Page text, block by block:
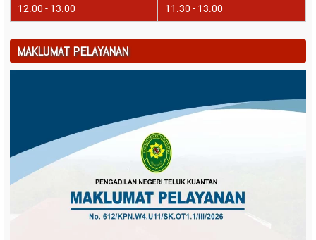
12.00 - 13.00 11.30 - 13.00
MAKLUMAT PELAYANAN